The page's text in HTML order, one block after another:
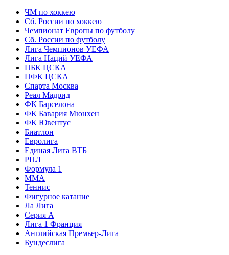
ЧМ по хоккею
Сб. России по хоккею
Чемпионат Европы по футболу
Сб. России по футболу
Лига Чемпионов УЕФА
Лига Наций УЕФА
ПБК ЦСКА
ПФК ЦСКА
Спарта Москва
Реал Мадрид
ФК Барселона
ФК Бавария Мюнхен
ФК Ювентус
Биатлон
Евролига
Единая Лига ВТБ
РПЛ
Формула 1
MMA
Теннис
Фигурное катание
Ла Лига
Серия А
Лига 1 Франция
Английская Премьер-Лига
Бундеслига